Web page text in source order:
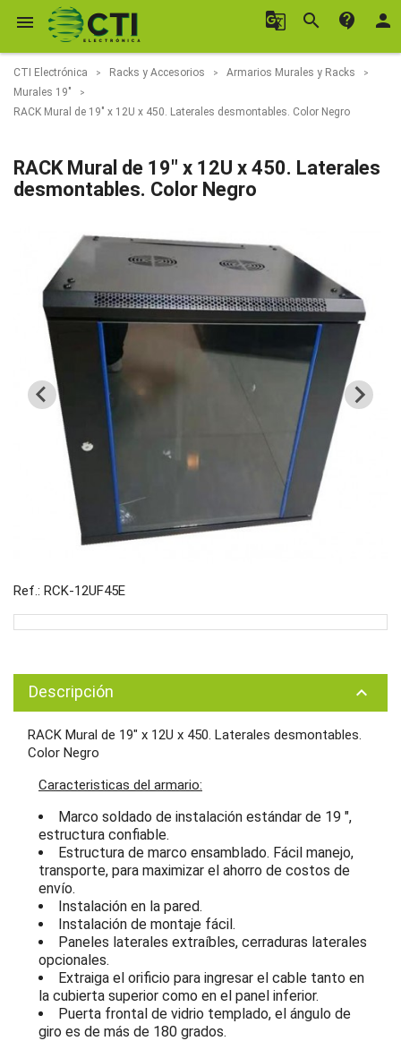
 g_translate search contact_support person
CTI Electrónica Racks y Accesorios
Armarios Murales y Racks
Murales 19"
RACK Mural de 19" x 12U x 450. Laterales desmontables. Color Negro
RACK Mural de 19" x 12U x 450. Laterales
desmontables. Color Negro
Ref.: RCK-12UF45E
Descripción keyboard_arrow_up
RACK Mural de 19" x 12U x 450. Laterales desmontables.
Color Negro
Caracteristicas del armario:
Marco soldado de instalación estándar de 19 ″,
estructura confiable.
Estructura de marco ensamblado. Fácil manejo,
transporte, para maximizar el ahorro de costos de
envío.
Instalación en la pared.
Instalación de montaje fácil.
Paneles laterales extraíbles, cerraduras laterales
opcionales.
Extraiga el orificio para ingresar el cable tanto en
la cubierta superior como en el panel inferior.
Puerta frontal de vidrio templado, el ángulo de
giro es de más de 180 grados.